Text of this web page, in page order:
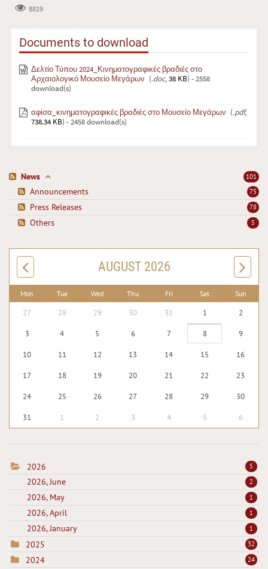
8819
Documents to download
Δελτίο Τύπου 2024_Κινηματογραφικές βραδιές στο
Αρχαιολογικό Μουσείο Μεγάρων (.doc,38 KB) - 2558
download(s)
αφίσα_κινηματογραφικές βραδιές στο Μουσείο Μεγάρων (.pdf,
738.34 KB) - 2458 download(s)
101
News
75
Announcements
78
Press Releases
5
Others
AUGUST 2026
Mon Tue Wed Thu Fri Sat Sun
27 28 29 30 31 1 2
3 4 5 6 7 8 9
10 11 12 13 14 15 16
17 18 19 20 21 22 23
24 25 26 27 28 29 30
31 1 2 3 4 5 6
2026 5
2026, June 2
2026, May 1
2026, April 1
2026, January 1
2025 32
2024 24